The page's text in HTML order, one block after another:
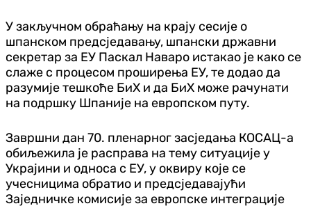
У закључном обраћању на крају сесије о
шпанском предсједавању, шпански државни
секретар за ЕУ Паскал Наваро истакао је како се
слаже с процесом проширења ЕУ, те додао да
разумије тешкоће БиХ и да БиХ може рачунати
на подршку Шпаније на европском путу.
Завршни дан 70. пленарног засједања КОСАЦ-а
обиљежила је расправа на тему ситуације у
Украјини и односа с ЕУ, у оквиру које се
учесницима обратио и предсједавајући
Заједничке комисије за европске интеграције